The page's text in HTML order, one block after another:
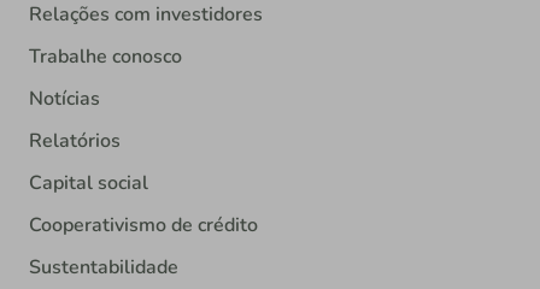
Relações com investidores
Trabalhe conosco
Notícias
Relatórios
Capital social
Cooperativismo de crédito
Sustentabilidade